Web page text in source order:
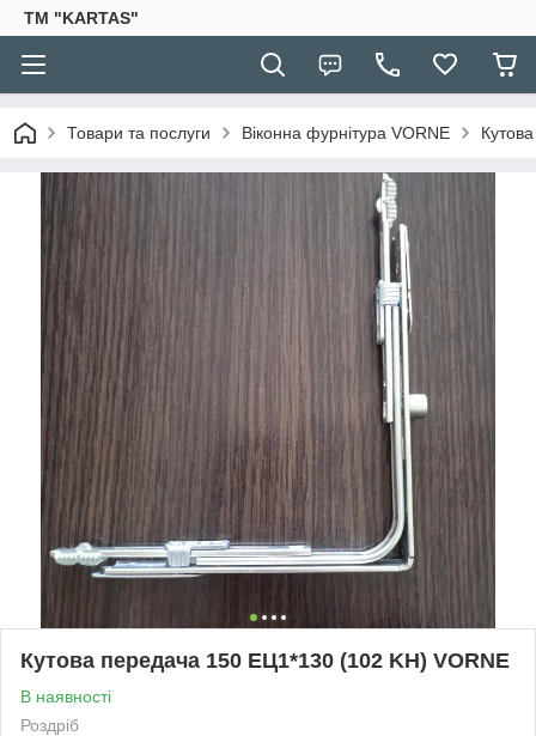
TM "KARTAS"
Товари та послуги Віконна фурнітура VORNE
Кутова передача 150 ЕЦ1*130 (102 KH) VORNE
В наявності
Роздріб